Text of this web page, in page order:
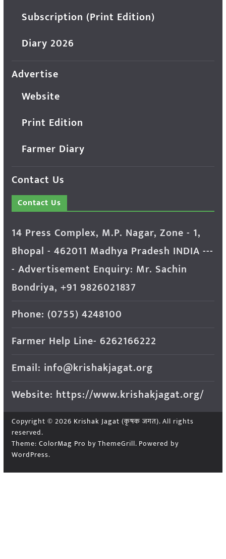
Subscription (Print Edition)
Diary 2026
Advertise
Website
Print Edition
Farmer Diary
Contact Us
Contact Us
14 Press Complex, M.P. Nagar, Zone - 1,
Bhopal - 462011 Madhya Pradesh INDIA ---
- Advertisement Enquiry: Mr. Sachin
Bondriya, +91 9826021837
Phone: (0755) 4248100
Farmer Help Line- 6262166222
Email: info@krishakjagat.org
Website: https://www.krishakjagat.org/
Copyright © 2026 Krishak Jagat (कृषक जगत). All rights
reserved.
Theme: ColorMag Pro by ThemeGrill. Powered by
WordPress.